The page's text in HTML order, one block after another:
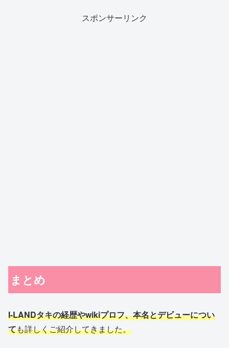
スポンサーリンク
まとめ
I-LANDタキの経歴やwikiプロフ、本名とデビューについ
ても詳しくご紹介してきました。